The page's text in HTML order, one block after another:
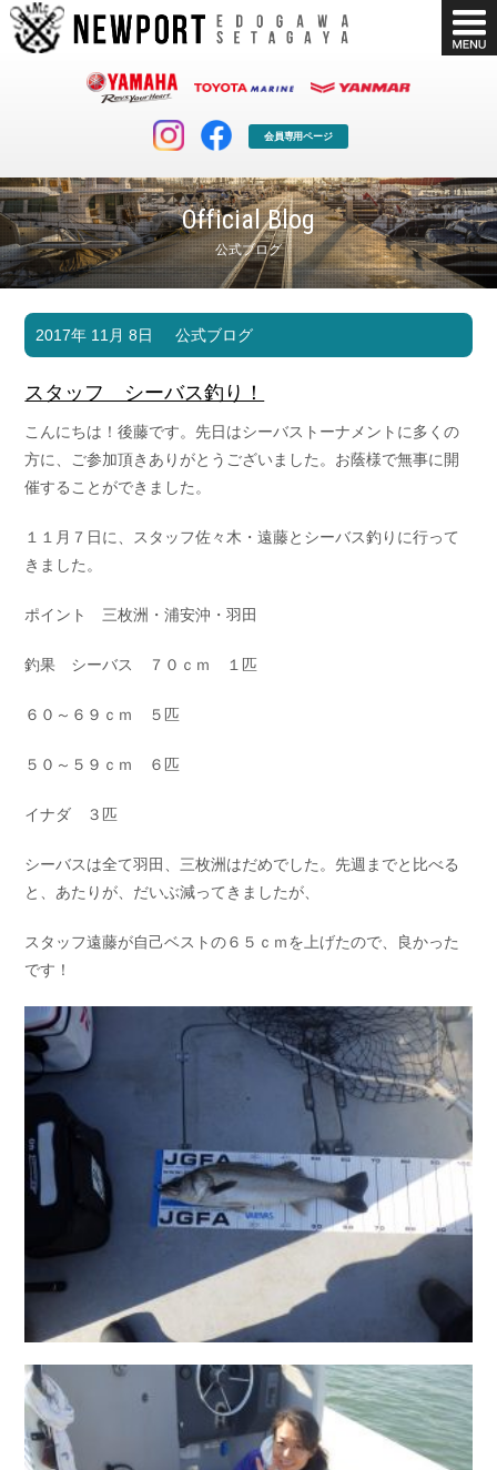
会員専用ページ
Official Blog
公式ブログ
マリンクラブ
マリンライフを堪能したい！
ボート販売
ボート免許
長年の実績と信頼！
店舗情報 公式ブログ
Contact us Company
Recruit
2017年 11月 8日 公式ブログ
スタッフ シーバス釣り！
こんにちは！後藤です。先日はシーバストーナメントに多くの
方に、ご参加頂きありがとうございました。お蔭様で無事に開
催することができました。
１１月７日に、スタッフ佐々木・遠藤とシーバス釣りに行って
きました。
ポイント 三枚洲・浦安沖・羽田
釣果 シーバス ７０ｃｍ １匹
６０～６９ｃｍ ５匹
５０～５９ｃｍ ６匹
イナダ ３匹
シーバスは全て羽田、三枚洲はだめでした。先週までと比べる
と、あたりが、だいぶ減ってきましたが、
スタッフ遠藤が自己ベストの６５ｃｍを上げたので、良かった
です！